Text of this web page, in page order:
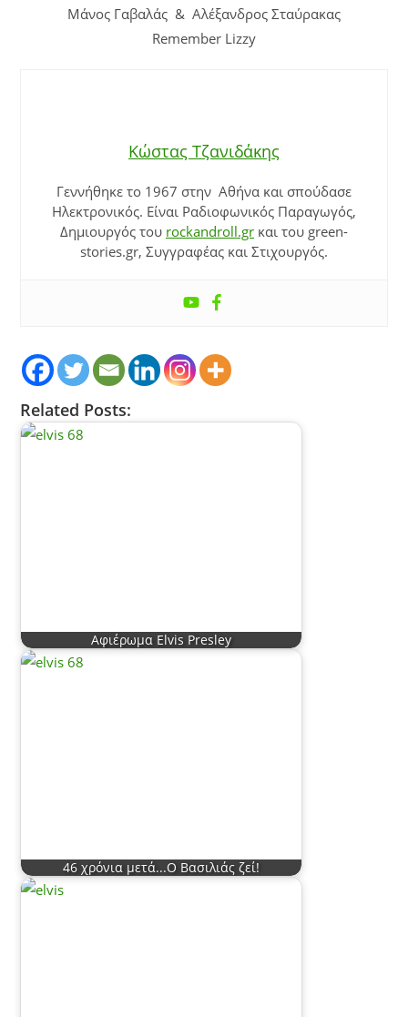
Μάνος Γαβαλάς & Αλέξανδρος Σταύρακας
Remember Lizzy
Κώστας Τζανιδάκης
Γεννήθηκε το 1967 στην Αθήνα και σπούδασε
Ηλεκτρονικός. Είναι Ραδιοφωνικός Παραγωγός,
Δημιουργός του rockandroll.gr και του green-
stories.gr, Συγγραφέας και Στιχουργός.
Related Posts:
Αφιέρωμα Elvis Presley
46 χρόνια μετά...Ο Βασιλιάς ζεί!